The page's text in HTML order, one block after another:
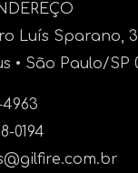
Luís Sparano,
• São Paulo/SP
4963
0194